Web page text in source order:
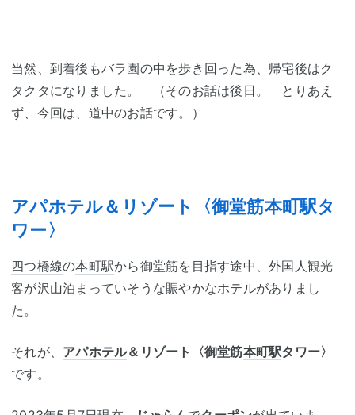
当然、到着後もバラ園の中を歩き回った為、帰宅後はク
タクタになりました。 （そのお話は後日。 とりあえ
ず、今回は、道中のお話です。）
アパホテル＆リゾート〈御堂筋本町駅タ
ワー〉
四つ橋線の本町駅から御堂筋を目指す途中、外国人観光
客が沢山泊まっていそうな賑やかなホテルがありまし
た。
それが、 アパホテル＆リゾート〈御堂筋本町駅タワー〉
です。